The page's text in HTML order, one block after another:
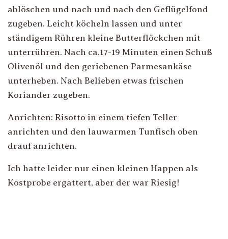
ablöschen und nach und nach den Geflügelfond
zugeben. Leicht köcheln lassen und unter
ständigem Rühren kleine Butterflöckchen mit
unterrühren. Nach ca.17-19 Minuten einen Schuß
Olivenöl und den geriebenen Parmesankäse
unterheben. Nach Belieben etwas frischen
Koriander zugeben.
Anrichten: Risotto in einem tiefen Teller
anrichten und den lauwarmen Tunfisch oben
drauf anrichten.
Ich hatte leider nur einen kleinen Happen als
Kostprobe ergattert, aber der war Riesig!